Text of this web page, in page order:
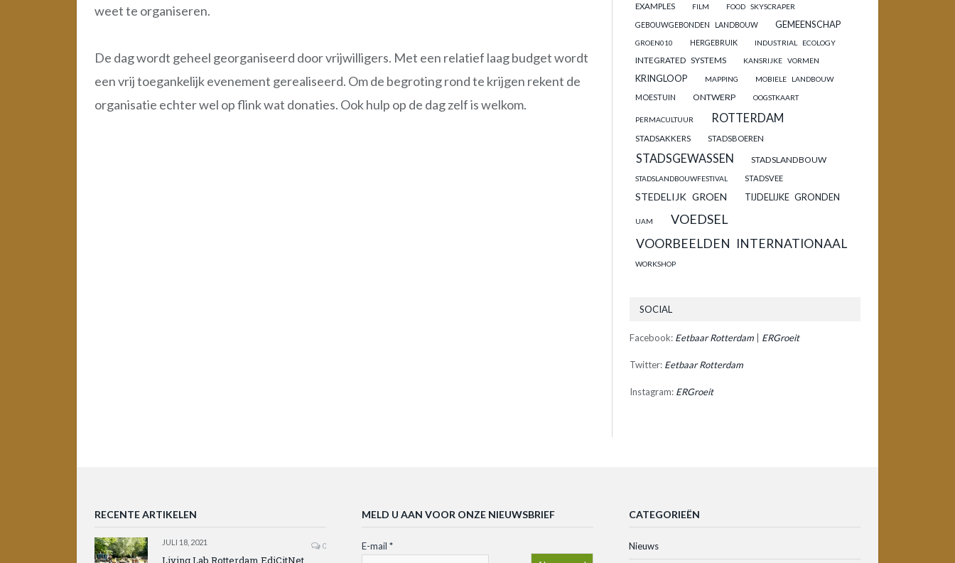
weet te organiseren.
De dag wordt geheel georganiseerd door vrijwilligers. Met een relatief laag budget wordt
een vrij toegankelijk evenement gerealiseerd. Om de begroting rond te krijgen rekent de
organisatie echter wel op flink wat donaties. Ook hulp op de dag zelf is welkom.
EXAMPLES FILM FOOD SKYSCRAPER
GEBOUWGEBONDEN LANDBOUW GEMEENSCHAP
GROEN010 HERGEBRUIK INDUSTRIAL ECOLOGY
INTEGRATED SYSTEMS KANSRIJKE VORMEN
KRINGLOOP MAPPING MOBIELE LANDBOUW
MOESTUIN ONTWERP OOGSTKAART
PERMACULTUUR ROTTERDAM
STADSAKKERS STADSBOEREN
STADSGEWASSEN STADSLANDBOUW
STADSLANDBOUWFESTIVAL STADSVEE
STEDELIJK GROEN TIJDELIJKE GRONDEN
UAM VOEDSEL
VOORBEELDEN INTERNATIONAAL
WORKSHOP
SOCIAL
Facebook: Eetbaar Rotterdam ERGroeit
Twitter: Eetbaar Rotterdam
Instagram: ERGroeit
RECENTE ARTIKELEN
JULI 18, 2021 0
Living Lab Rotterdam EdiCitNet
MELD U AAN VOOR ONZE NIEUWSBRIEF
E-mail *
CATEGORIEËN
Nieuws